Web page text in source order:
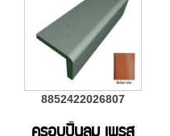
8852422026807